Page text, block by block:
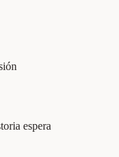
espera